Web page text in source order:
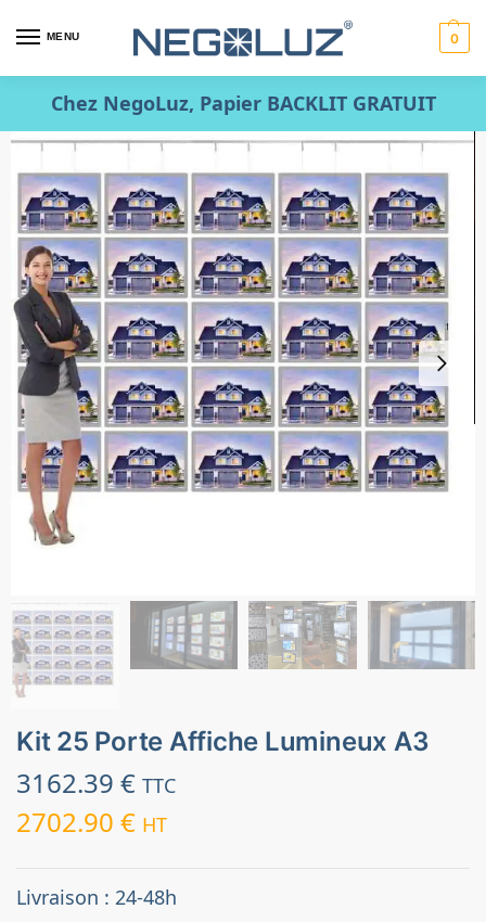
MENU 0
Chez NegoLuz, Papier BACKLIT GRATUIT
Kit 25 Porte Affiche Lumineux A3
3162.39 € TTC
2702.90 € HT
Livraison : 24-48h